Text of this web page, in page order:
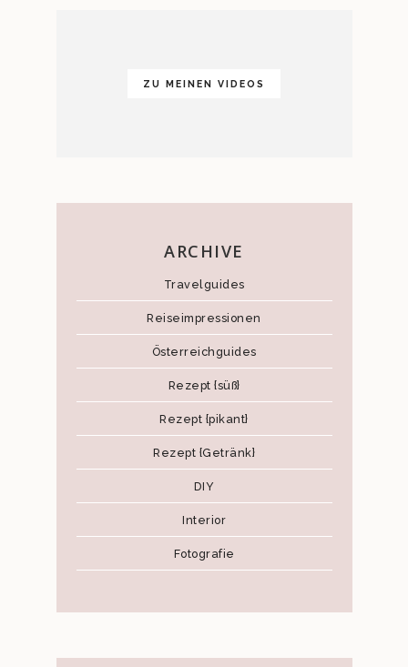
ZU MEINEN VIDEOS
ARCHIVE
Travelguides
Reiseimpressionen
Österreichguides
Rezept {süß}
Rezept {pikant}
Rezept {Getränk}
DIY
Interior
Fotografie